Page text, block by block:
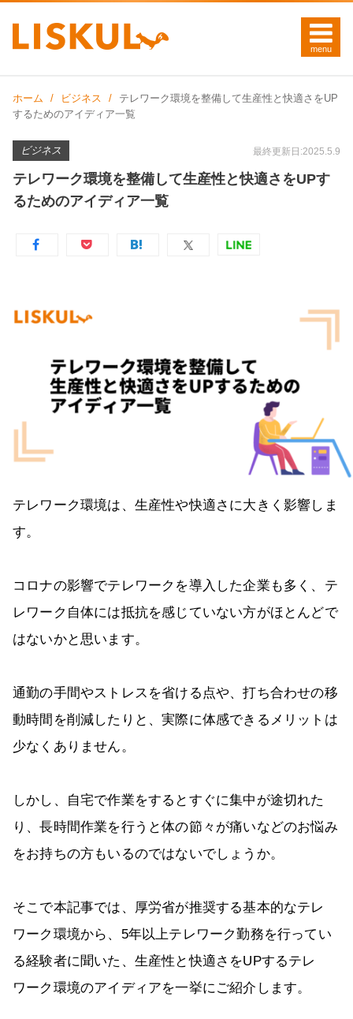
ホーム ビジネス
テレワーク環境を整備して生産性と快適さをUP
するためのアイディア一覧
ビジネス 最終更新日:2025.5.9
テレワーク環境を整備して生産性と快適さをUPす
るためのアイディア一覧
テレワーク環境は、生産性や快適さに大きく影響しま
す。
コロナの影響でテレワークを導入した企業も多く、テ
レワーク自体には抵抗を感じていない方がほとんどで
はないかと思います。
通勤の手間やストレスを省ける点や、打ち合わせの移
動時間を削減したりと、実際に体感できるメリットは
少なくありません。
しかし、自宅で作業をするとすぐに集中が途切れた
り、長時間作業を行うと体の節々が痛いなどのお悩み
をお持ちの方もいるのではないでしょうか。
そこで本記事では、厚労省が推奨する基本的なテレ
ワーク環境から、5年以上テレワーク勤務を行ってい
る経験者に聞いた、生産性と快適さをUPするテレ
ワーク環境のアイディアを一挙にご紹介します。